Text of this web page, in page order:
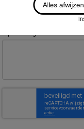
Alles afwijzen